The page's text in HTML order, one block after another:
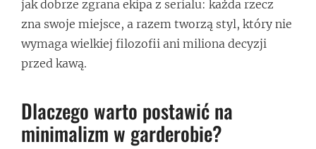
jak dobrze zgrana ekipa z serialu: każda rzecz
zna swoje miejsce, a razem tworzą styl, który nie
wymaga wielkiej filozofii ani miliona decyzji
przed kawą.
Dlaczego warto postawić na
minimalizm w garderobie?